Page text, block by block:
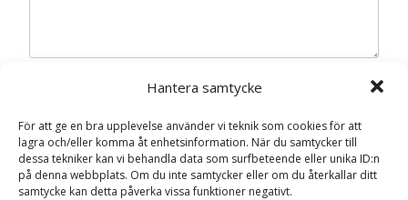
Hantera samtycke
För att ge en bra upplevelse använder vi teknik som cookies för att
lagra och/eller komma åt enhetsinformation. När du samtycker till
dessa tekniker kan vi behandla data som surfbeteende eller unika ID:n
på denna webbplats. Om du inte samtycker eller om du återkallar ditt
samtycke kan detta påverka vissa funktioner negativt.
E-post *
Spara mitt namn, min e-postadress och webbplats i
denna webbläsare till nästa gång jag skriver en